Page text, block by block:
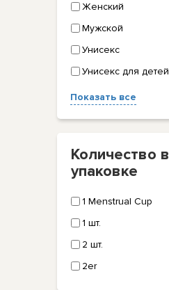
Женский
Мужской
Унисекс
Унисекс для детей
Показать все
Количество в
упаковке
1 Menstrual Cup
1 шт.
2 шт.
2er